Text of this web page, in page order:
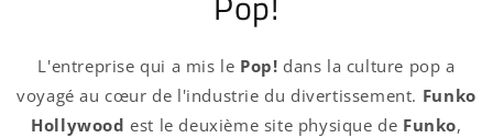
L'entreprise qui a mis le Pop! dans la culture pop a
voyagé au cœur de l'industrie du divertissement. Funko
Hollywood est le deuxième site physique de Funko,